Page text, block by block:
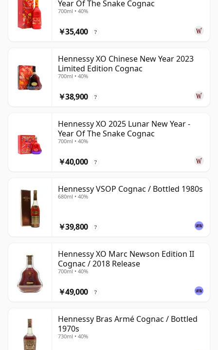
Year Of The Snake Cognac
700ml • 40%
￥35,400 ?
Hennessy XO Chinese New Year 2023
Limited Edition Cognac
700ml • 40%
￥38,900 ?
Hennessy XO 2025 Lunar New Year -
Year Of The Snake Cognac
700ml • 40%
￥40,000 ?
Hennessy VSOP Cognac / Bottled 1980s
680ml • 40%
￥39,800 ?
Hennessy XO Marc Newson Edition II
Cognac / 2018 Release
700ml • 40%
￥49,000 ?
Hennessy Bras Armé Cognac / Bottled
1970s
730ml • 40%